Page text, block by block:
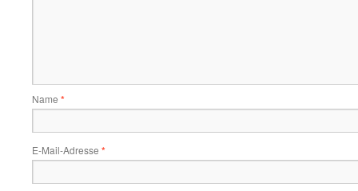
Name *
E-Mail-Adresse *